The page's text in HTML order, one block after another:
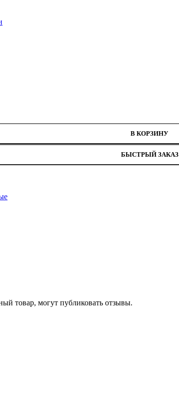
В КОРЗИНУ
БЫСТРЫЙ ЗАКАЗ
товар, могут публиковать отзывы.